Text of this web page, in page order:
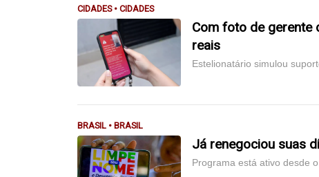
CIDADES • CIDADES
Com foto de gerente
reais
Estelionatário simulou
BRASIL • BRASIL
Já renegociou suas
Programa está ativo desde